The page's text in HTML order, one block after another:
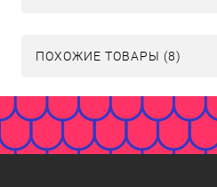
ПОХОЖИЕ ТОВАРЫ (8)